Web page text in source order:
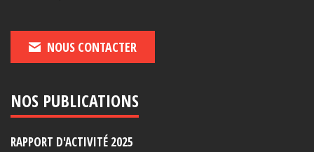
NOUS CONTACTER
NOS PUBLICATIONS
RAPPORT D'ACTIVITÉ 2025